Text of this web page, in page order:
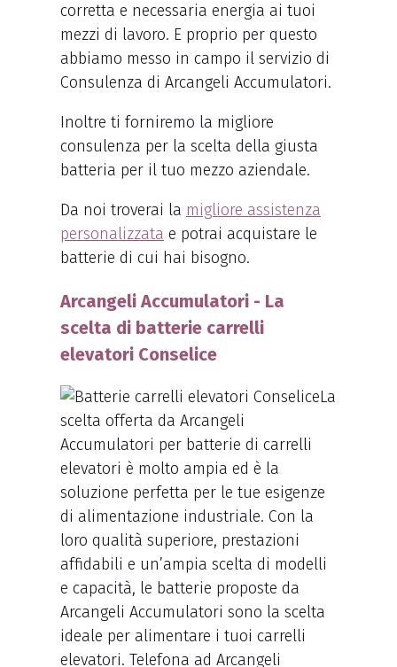
corretta e necessaria energia ai tuoi
mezzi di lavoro. E proprio per questo
abbiamo messo in campo il servizio di
Consulenza di Arcangeli Accumulatori.
Inoltre ti forniremo la migliore
consulenza per la scelta della giusta
batteria per il tuo mezzo aziendale.
Da noi troverai la migliore assistenza
personalizzata e potrai acquistare le
batterie di cui hai bisogno.
Arcangeli Accumulatori - La
scelta di batterie carrelli
elevatori Conselice
La
scelta offerta da Arcangeli
Accumulatori per batterie di carrelli
elevatori è molto ampia ed è la
soluzione perfetta per le tue esigenze
di alimentazione industriale. Con la
loro qualità superiore, prestazioni
affidabili e un’ampia scelta di modelli
e capacità, le batterie proposte da
Arcangeli Accumulatori sono la scelta
ideale per alimentare i tuoi carrelli
elevatori. Telefona ad Arcangeli